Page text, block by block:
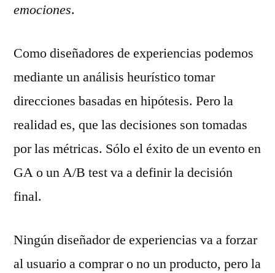
emociones.
Como diseñadores de experiencias podemos
mediante un análisis heurístico tomar
direcciones basadas en hipótesis. Pero la
realidad es, que las decisiones son tomadas
por las métricas. Sólo el éxito de un evento en
GA o un A/B test va a definir la decisión
final.
Ningún diseñador de experiencias va a forzar
al usuario a comprar o no un producto, pero la